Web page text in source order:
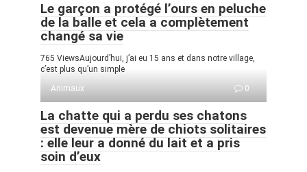
Le garçon a protégé l’ours en peluche
de la balle et cela a complètement
changé sa vie
765 ViewsAujourd’hui, j’ai eu 15 ans et dans notre village,
c’est plus qu’un simple
Animaux
0
La chatte qui a perdu ses chatons
est devenue mère de chiots solitaires
: elle leur a donné du lait et a pris
soin d’eux